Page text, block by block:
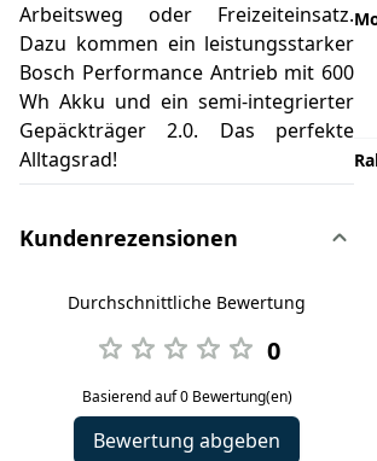
Arbeitsweg oder Freizeiteinsatz.
Dazu kommen ein leistungsstarker
Bosch Performance Antrieb mit 600
Wh Akku und ein semi-integrierter
Gepäckträger 2.0. Das perfekte
Alltagsrad!
Kundenrezensionen
Durchschnittliche Bewertung
0
Basierend auf 0 Bewertung(en)
Bewertung abgeben